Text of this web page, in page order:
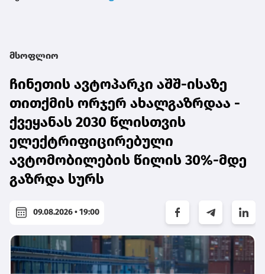
მსოფლიო
ჩინეთის ავტოპარკი აშშ-ისაზე
თითქმის ორჯერ ახალგაზრდაა -
ქვეყანას 2030 წლისთვის
ელექტრიფიცირებული
ავტომობილების წილის 30%-მდე
გაზრდა სურს
09.08.2026 • 19:00